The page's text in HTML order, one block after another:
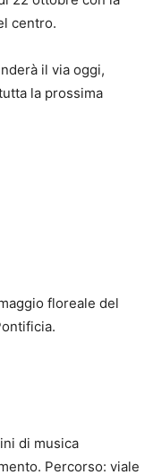
centro.
il via oggi,
la prossima
floreale del
di musica
Percorso: viale